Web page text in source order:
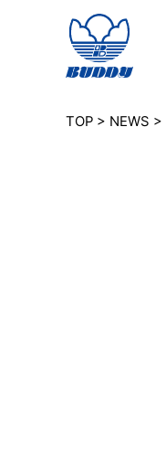
TOP > NEWS >